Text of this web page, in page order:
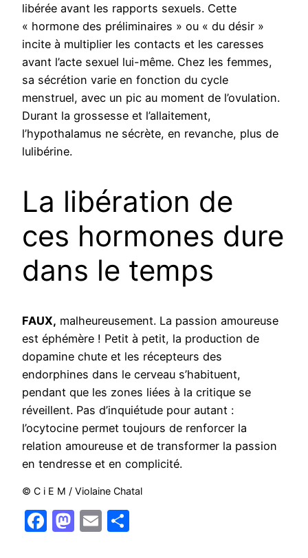
libérée avant les rapports sexuels. Cette
« hormone des préliminaires » ou « du désir »
incite à multiplier les contacts et les caresses
avant l’acte sexuel lui-même. Chez les femmes,
sa sécrétion varie en fonction du cycle
menstruel, avec un pic au moment de l’ovulation.
Durant la grossesse et l’allaitement,
l’hypothalamus ne sécrète, en revanche, plus de
lulibérine.
La libération de
ces hormones dure
dans le temps
FAUX, malheureusement. La passion amoureuse
est éphémère ! Petit à petit, la production de
dopamine chute et les récepteurs des
endorphines dans le cerveau s’habituent,
pendant que les zones liées à la critique se
réveillent. Pas d’inquiétude pour autant :
l’ocytocine permet toujours de renforcer la
relation amoureuse et de transformer la passion
en tendresse et en complicité.
© C i E M / Violaine Chatal
Facebook
Mastodon
Email